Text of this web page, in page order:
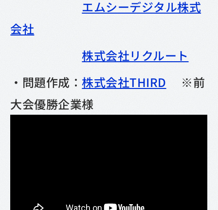
エムシーデジタル株式
会社
株式会社リクルート
・問題作成：株式会社THIRD
※前
大会優勝企業様